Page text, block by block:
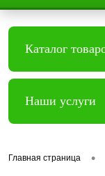
Каталог
Наши услуги
Главная страница •